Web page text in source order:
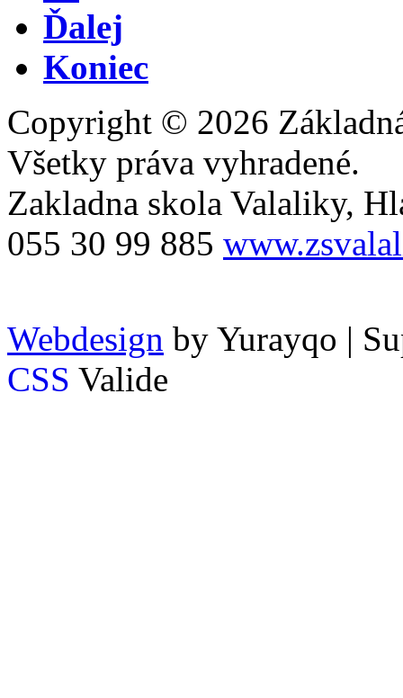
Ďalej
Koniec
Copyright © 2026
Všetky práva vyhradené.
Zakladna skola Valaliky,
055 30 99 885
Webdesign by Yurayqo |
CSS Valide